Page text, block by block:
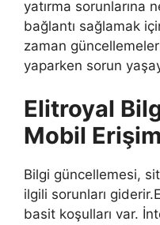
yatırma sorunlarına
bağlantı sağlamak
zaman
yaparken sorun
Elitroyal
Mobil
Bilgi güncellemesi,
ilgili sorunları
basit koşulları var.